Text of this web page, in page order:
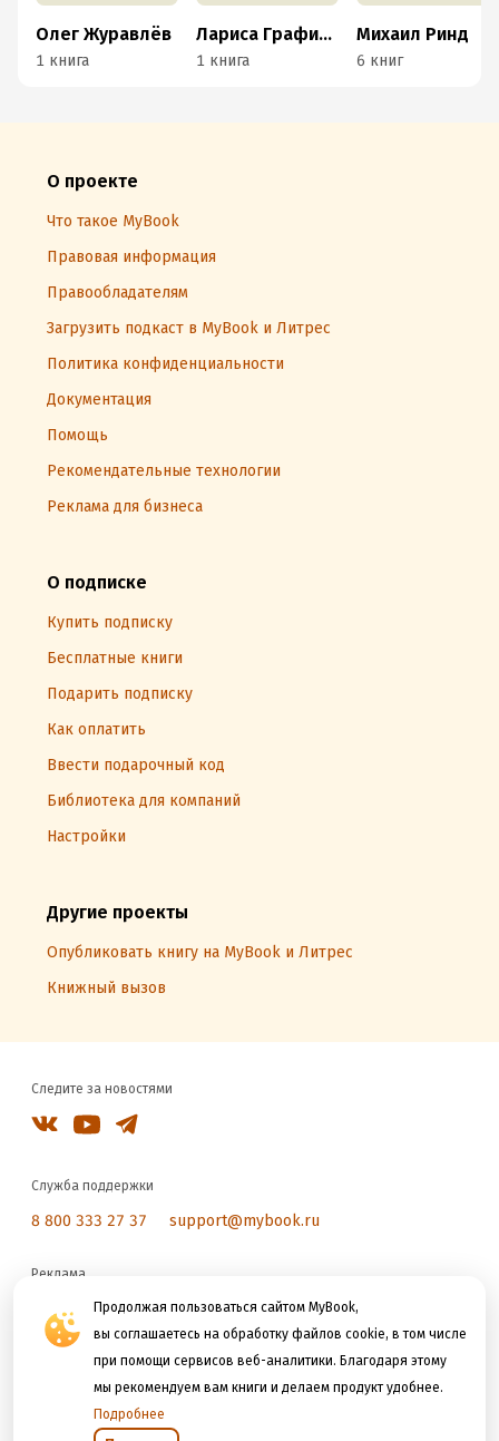
Продолжая пользоваться сайтом MyBook,
вы соглашаетесь на обработку файлов cookie, в том числе
при помощи сервисов веб-аналитики. Благодаря этому
мы рекомендуем вам книги и делаем продукт удобнее.
Подробнее
Олег Журавлёв
1 книга
Лариса Графинина
1 книга
Михаил Ринд
6 книг
О проекте
Что такое MyBook
Правовая информация
Правообладателям
Загрузить подкаст в MyBook и Литрес
Политика конфиденциальности
Документация
Помощь
Рекомендательные технологии
Реклама для бизнеса
О подписке
Купить подписку
Бесплатные книги
Подарить подписку
Как оплатить
Ввести подарочный код
Библиотека для компаний
Настройки
Другие проекты
Опубликовать книгу на MyBook и Литрес
Книжный вызов
Следите за новостями
Служба поддержки
8 800 333 27 37 support@mybook.ru
Реклама
reklama@litres.ru
Мы принимаем к оплате